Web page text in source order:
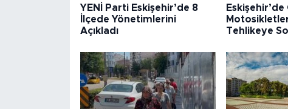
YENİ Parti Eskişehir’de 8
İlçede Yönetimlerini
Açıkladı
Tehlikeye